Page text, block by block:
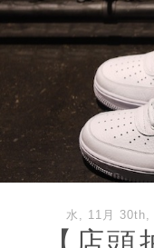
水, 11月 30th,